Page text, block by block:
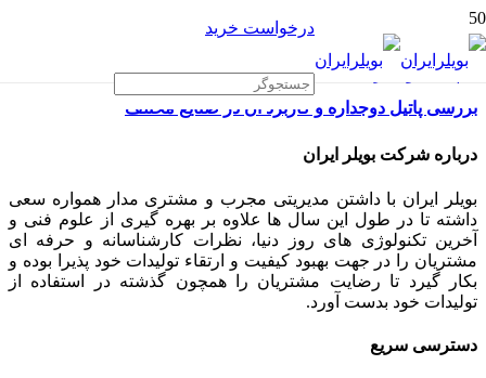
درخواست خرید
بررسی پاتیل دوجداره و کاربرد آن در صنایع مختلف
درباره شرکت بویلر ایران
بویلر ایران با داشتن مدیریتی مجرب و مشتری مدار همواره سعی
داشته تا در طول این سال ها علاوه بر بهره گیری از علوم فنی و
آخرین تکنولوژی های روز دنیا، نظرات کارشناسانه و حرفه ای
مشتریان را در جهت بهبود کیفیت و ارتقاء تولیدات خود پذیرا بوده و
بکار گیرد تا رضایت مشتریان را همچون گذشته در استفاده از
تولیدات خود بدست آورد.
دسترسی سریع